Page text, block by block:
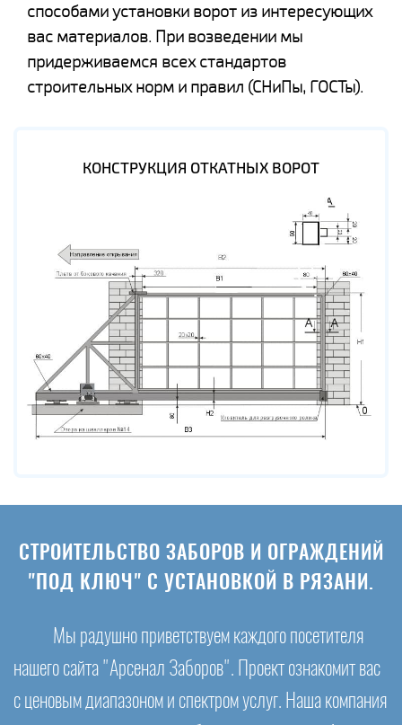
способами установки ворот из интересующих
вас материалов. При возведении мы
придерживаемся всех стандартов
строительных норм и правил (СНиПы, ГОСТы).
КОНСТРУКЦИЯ ОТКАТНЫХ ВОРОТ
СТРОИТЕЛЬСТВО ЗАБОРОВ И ОГРАЖДЕНИЙ
"ПОД КЛЮЧ" С УСТАНОВКОЙ В РЯЗАНИ.
Мы радушно приветствуем каждого посетителя
нашего сайта "Арсенал Заборов". Проект ознакомит вас
с ценовым диапазоном и спектром услуг. Наша компания